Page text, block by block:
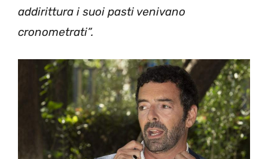
addirittura i suoi pasti venivano
cronometrati”.